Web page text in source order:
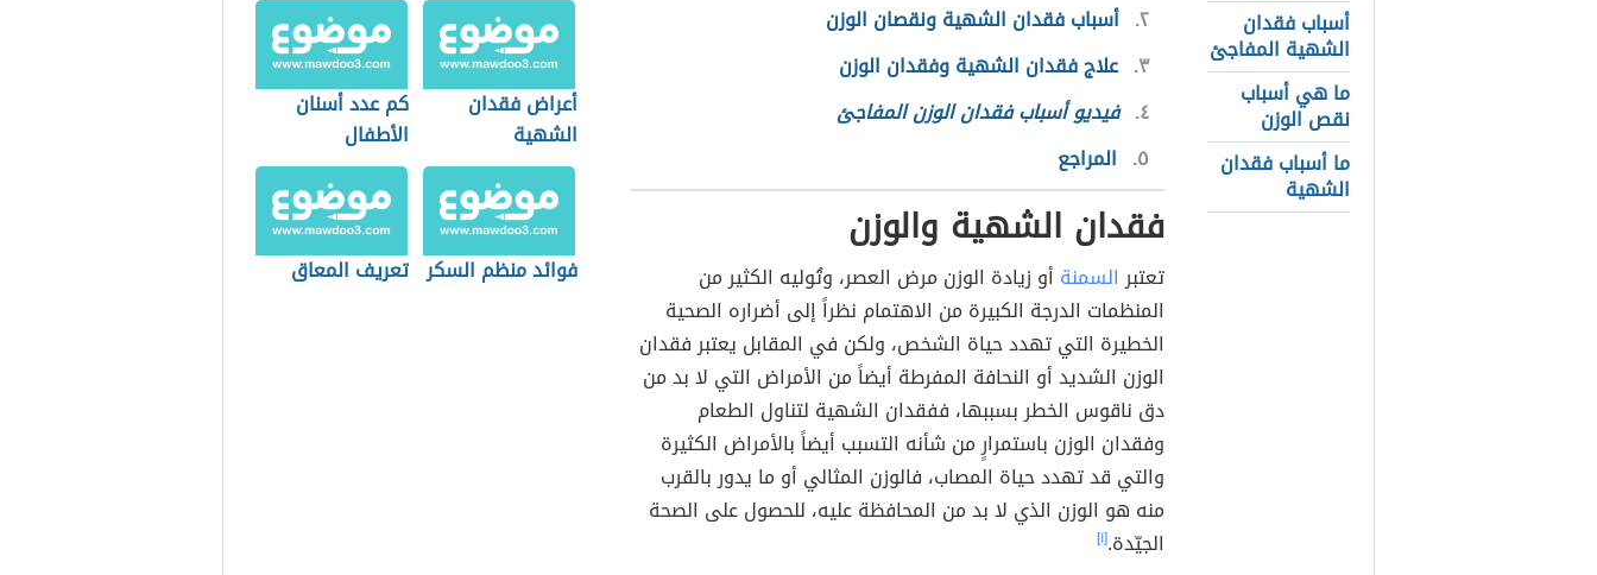
أسباب فقدان
الشهية المفاجئ
ما هي أسباب
نقص الوزن
ما أسباب فقدان
الشهية
٢ أسباب فقدان الشهية ونقصان الوزن
٣ علاج فقدان الشهية وفقدان الوزن
٤ فيديو أسباب فقدان الوزن المفاجئ
٥ المراجع
فقدان الشهية والوزن
تعتبرالسمنة أو زيادة الوزن مرض العصر، وتُوليه الكثير من
المنظمات الدرجة الكبيرة من الاهتمام نظراً إلى أضراره الصحية
الخطيرة التي تهدد حياة الشخص، ولكن في المقابل يعتبر فقدان
الوزن الشديد أو النحافة المفرطة أيضاً من الأمراض التي لا بد من
دق ناقوس الخطر بسببها، ففقدان الشهية لتناول الطعام
وفقدان الوزن باستمرارٍ من شأنه التسبب أيضاً بالأمراض الكثيرة
والتي قد تهدد حياة المصاب، فالوزن المثالي أو ما يدور بالقرب
منه هو الوزن الذي لا بد من المحافظة عليه، للحصول على الصحة
الجيّدة.[١]
أعراض فقدان
الشهية
كم عدد أسنان
الأطفال
فوائد منظم السكر تعريف المعاق